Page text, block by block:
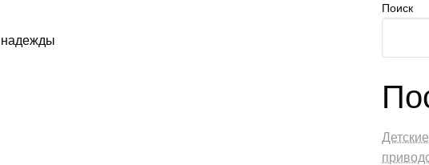
надежды
Поиск